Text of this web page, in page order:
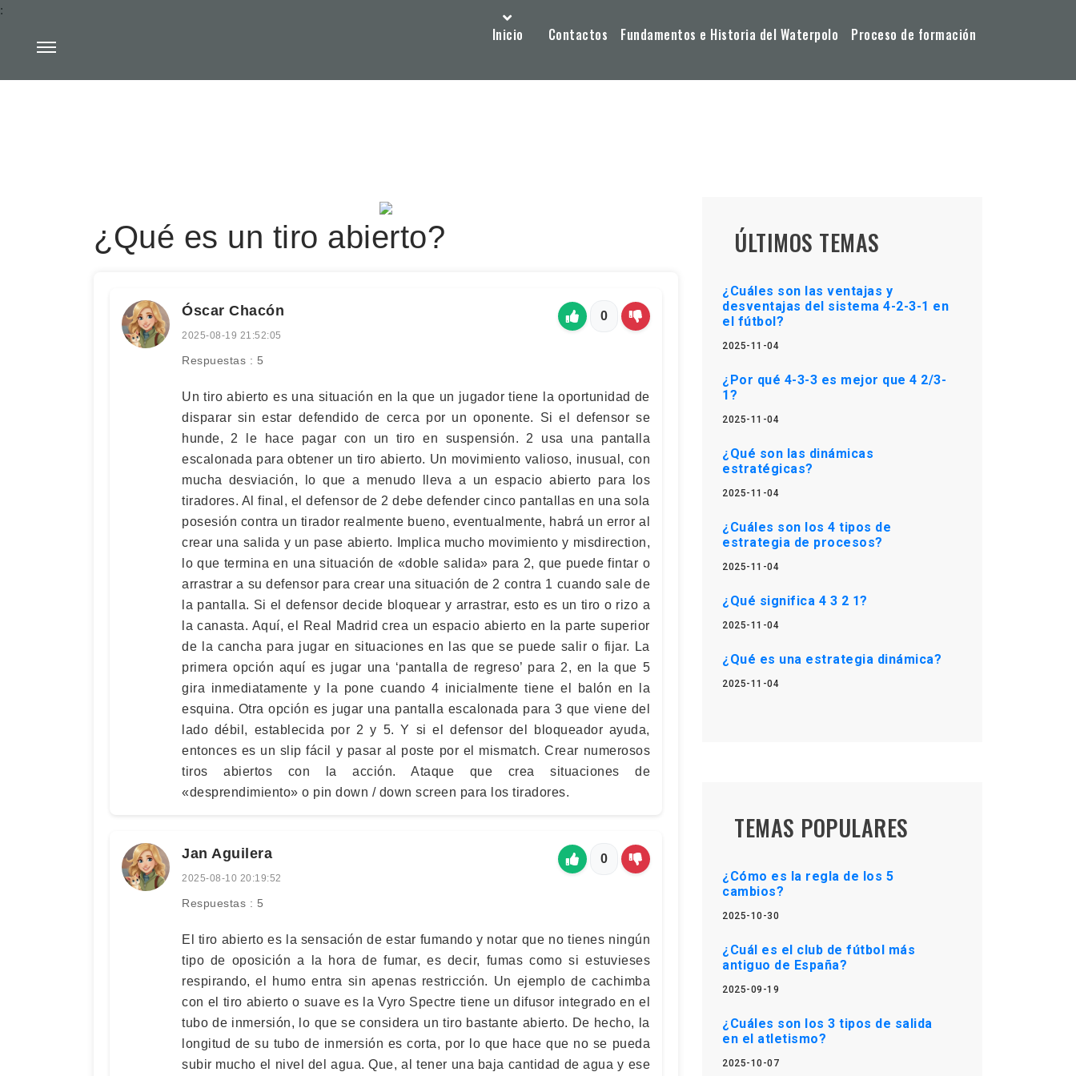
Inicio Contactos Fundamentos e Historia del Waterpolo Proceso de formación
:
¿Qué es un tiro abierto?
Óscar Chacón
2025-08-19 21:52:05
Respuestas : 5
0
Un tiro abierto es una situación en la que un jugador tiene la oportunidad de
disparar sin estar defendido de cerca por un oponente. Si el defensor se
hunde, 2 le hace pagar con un tiro en suspensión. 2 usa una pantalla
escalonada para obtener un tiro abierto. Un movimiento valioso, inusual, con
mucha desviación, lo que a menudo lleva a un espacio abierto para los
tiradores. Al final, el defensor de 2 debe defender cinco pantallas en una sola
posesión contra un tirador realmente bueno, eventualmente, habrá un error al
crear una salida y un pase abierto. Implica mucho movimiento y misdirection,
lo que termina en una situación de «doble salida» para 2, que puede fintar o
arrastrar a su defensor para crear una situación de 2 contra 1 cuando sale de
la pantalla. Si el defensor decide bloquear y arrastrar, esto es un tiro o rizo a
la canasta. Aquí, el Real Madrid crea un espacio abierto en la parte superior
de la cancha para jugar en situaciones en las que se puede salir o fijar. La
primera opción aquí es jugar una ‘pantalla de regreso’ para 2, en la que 5
gira inmediatamente y la pone cuando 4 inicialmente tiene el balón en la
esquina. Otra opción es jugar una pantalla escalonada para 3 que viene del
lado débil, establecida por 2 y 5. Y si el defensor del bloqueador ayuda,
entonces es un slip fácil y pasar al poste por el mismatch. Crear numerosos
tiros abiertos con la acción. Ataque que crea situaciones de
«desprendimiento» o pin down / down screen para los tiradores.
Jan Aguilera
2025-08-10 20:19:52
Respuestas : 5
0
El tiro abierto es la sensación de estar fumando y notar que no tienes ningún
tipo de oposición a la hora de fumar, es decir, fumas como si estuvieses
respirando, el humo entra sin apenas restricción. Un ejemplo de cachimba
con el tiro abierto o suave es la Vyro Spectre tiene un difusor integrado en el
tubo de inmersión, lo que se considera un tiro bastante abierto. De hecho, la
longitud de su tubo de inmersión es corta, por lo que hace que no se pueda
subir mucho el nivel del agua. Que, al tener una baja cantidad de agua y ese
ÚLTIMOS TEMAS
¿Cuáles son las ventajas y
desventajas del sistema 4-2-3-1 en
el fútbol?
2025-11-04
¿Por qué 4-3-3 es mejor que 4 2/3-
1?
2025-11-04
¿Qué son las dinámicas
estratégicas?
2025-11-04
¿Cuáles son los 4 tipos de
estrategia de procesos?
2025-11-04
¿Qué significa 4 3 2 1?
2025-11-04
¿Qué es una estrategia dinámica?
2025-11-04
TEMAS POPULARES
¿Cómo es la regla de los 5
cambios?
2025-10-30
¿Cuál es el club de fútbol más
antiguo de España?
2025-09-19
¿Cuáles son los 3 tipos de salida
en el atletismo?
2025-10-07